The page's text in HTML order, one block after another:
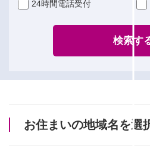
24時間電話受付
検索す
お住まいの地域名を選